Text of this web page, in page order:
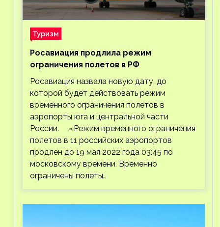
Туризм
Росавиация продлила режим
ограничения полетов в РФ
Росавиация назвала новую дату, до
которой будет действовать режим
временного ограничения полетов в
аэропорты юга и центральной части
России. «Режим временного ограничения
полетов в 11 российских аэропортов
продлен до 19 мая 2022 года 03:45 по
московскому времени. Временно
ограничены полеты…